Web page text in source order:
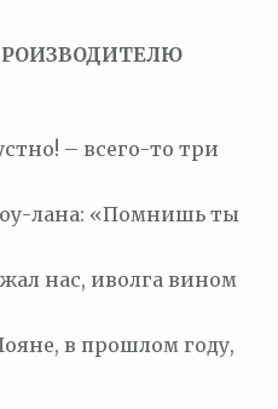
– всего-то три
лана: «Помнишь ты
нас, иволга вином
в прошлом году,